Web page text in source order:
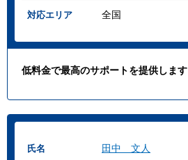
対応エリア 全国
低料金で最高のサポートを提供します
氏名 田中 文人